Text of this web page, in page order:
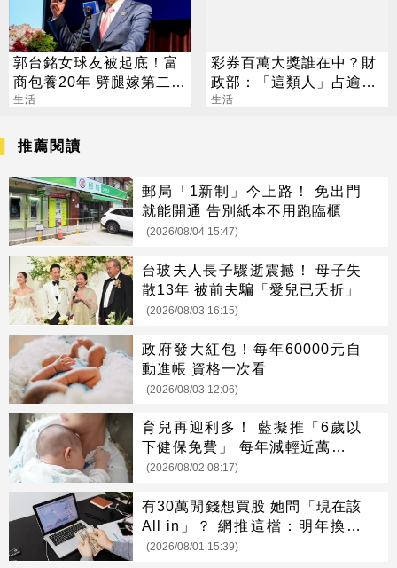
郭台銘女球友被起底！富
商包養20年 劈腿嫁第二任
老公
生活
彩券百萬大獎誰在中？財
政部：「這類人」占逾6
成
生活
推薦閱讀
郵局「1新制」今上路！ 免出門
就能開通 告別紙本不用跑臨櫃
(2026/08/04 15:47)
台玻夫人長子驟逝震撼！ 母子失
散13年 被前夫騙「愛兒已夭折」
(2026/08/03 16:15)
政府發大紅包！每年60000元自
動進帳 資格一次看
(2026/08/03 12:06)
育兒再迎利多！ 藍擬推「6歲以
下健保免費」 每年減輕近萬元負
擔
(2026/08/02 08:17)
有30萬閒錢想買股 她問「現在該
All in」？ 網推這檔：明年換新
家
(2026/08/01 15:39)